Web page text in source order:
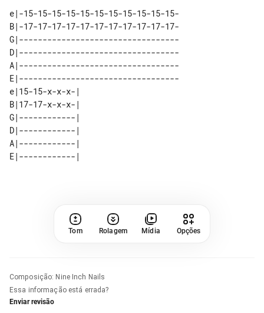
e|-15-15-15-15-15-15-15-15-15-15-15-
B|-17-17-17-17-17-17-17-17-17-17-17-
G|----------------------------------
D|----------------------------------
A|----------------------------------
E|----------------------------------
e|15-15-x-x-x-|
B|17-17-x-x-x-|
G|------------|
D|------------|
A|------------|
Tom Rolagem Mídia Opções
Composição: Nine Inch Nails
Essa informação está errada?
Enviar revisão